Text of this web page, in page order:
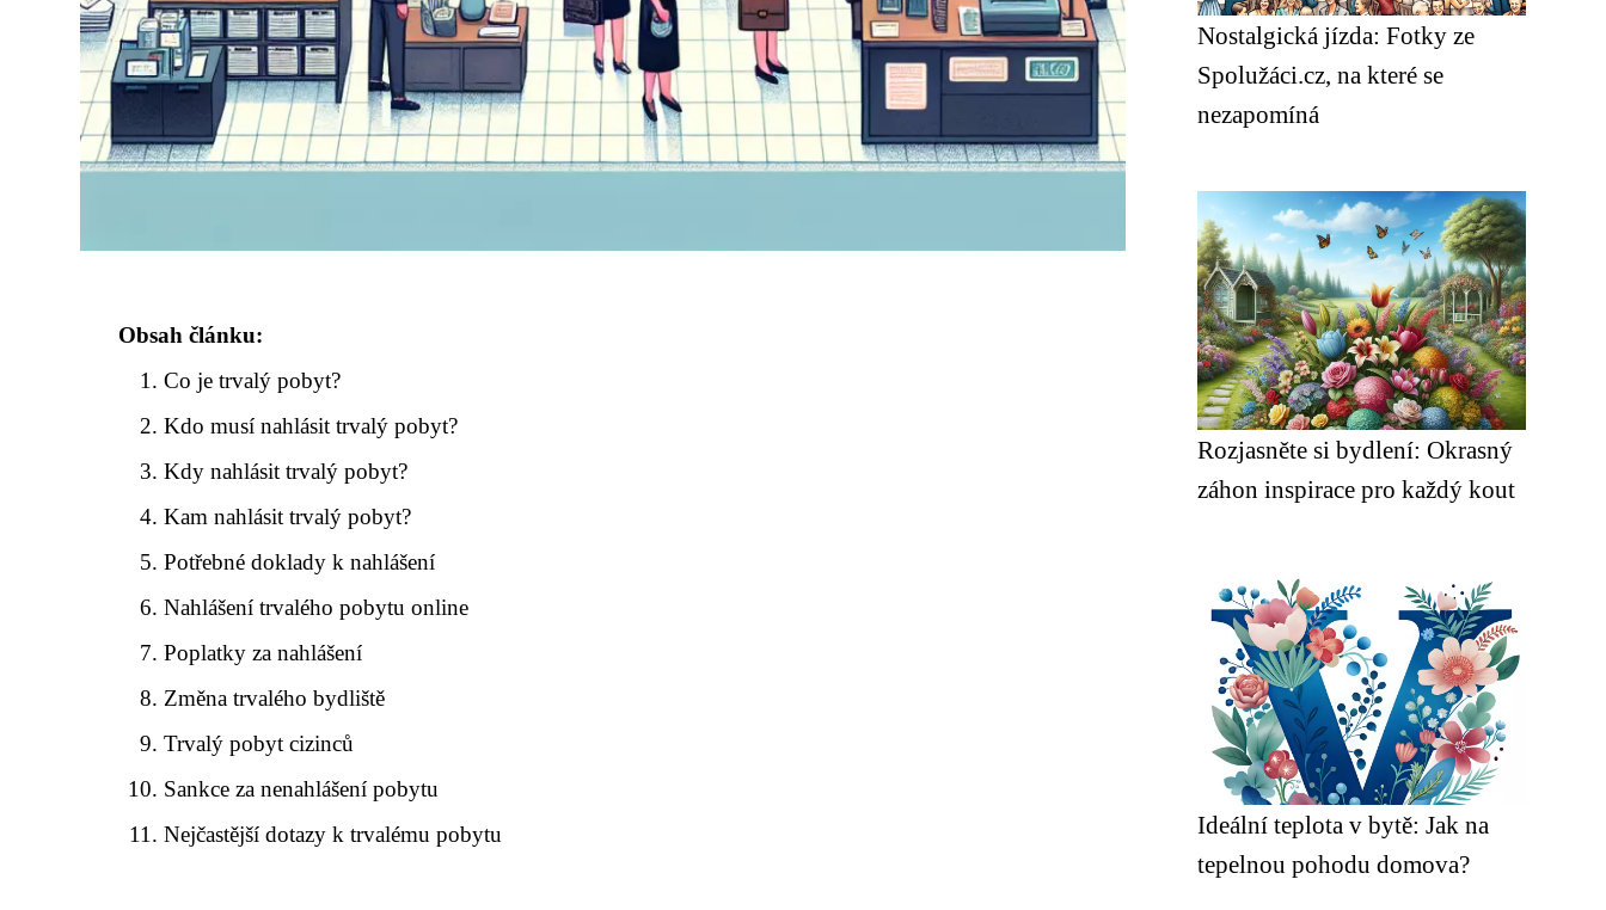
Obsah článku:
Co je trvalý pobyt?
Kdo musí nahlásit trvalý pobyt?
Kdy nahlásit trvalý pobyt?
Kam nahlásit trvalý pobyt?
Potřebné doklady k nahlášení
Nahlášení trvalého pobytu online
Poplatky za nahlášení
Změna trvalého bydliště
Trvalý pobyt cizinců
Sankce za nenahlášení pobytu
Nejčastější dotazy k trvalému pobytu
Nostalgická jízda: Fotky ze
Spolužáci.cz, na které se
nezapomíná
Rozjasněte si bydlení: Okrasný
záhon inspirace pro každý kout
Ideální teplota v bytě: Jak na
tepelnou pohodu domova?